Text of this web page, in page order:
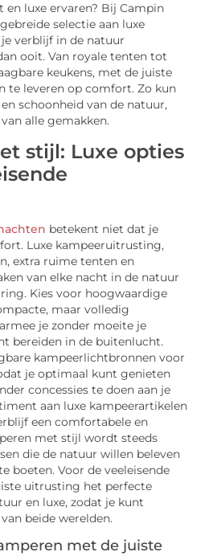
luxe ervaren? Bij Campin
selectie aan luxe
verblijf in de natuur
ooit. Van royale tenten tot
keukens, met de juiste
te leveren op comfort. Zo kun
schoonheid van de natuur,
alle gemakken.
stijl: Luxe opties
betekent niet dat je
Luxe kampeeruitrusting,
extra ruime tenten en
van elke nacht in de natuur
Kies voor hoogwaardige
maar volledig
je zonder moeite je
bereiden in de buitenlucht.
kampeerlichtbronnen voor
je optimaal kunt genieten
concessies te doen aan je
aan luxe kampeerartikelen
een comfortabele en
met stijl wordt steeds
die de natuur willen beleven
boeten. Voor de veeleisende
uitrusting het perfecte
en luxe, zodat je kunt
beide werelden.
met de juiste